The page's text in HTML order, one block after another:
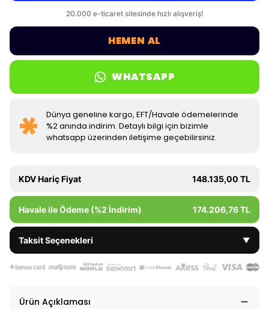
HEMEN AL
WHATSAPP
Dünya geneline kargo, EFT/Havale ödemelerinde
%2 anında indirim. Detaylı bilgi için bizimle
whatsapp üzerinden iletişime geçebilirsiniz.
KDV Hariç Fiyat 148.135,00 TL
Havale ile Ödeme (%2 İndirim) 174.206,76 TL
Taksit Seçenekleri ▼
Ürün Açıklaması